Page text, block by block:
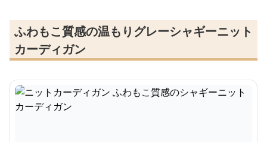
ふわもこ質感の温もりグレーシャギーニット
カーディガン